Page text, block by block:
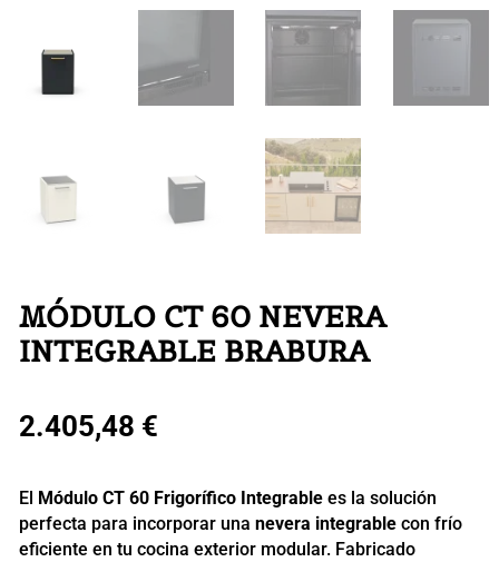
MÓDULO CT 60 NEVERA
INTEGRABLE BRABURA
2.405,48 €
El Módulo CT 60 Frigorífico Integrablees la solución
perfecta para incorporar una nevera integrablecon frío
eficiente en tu cocina exterior modular. Fabricado